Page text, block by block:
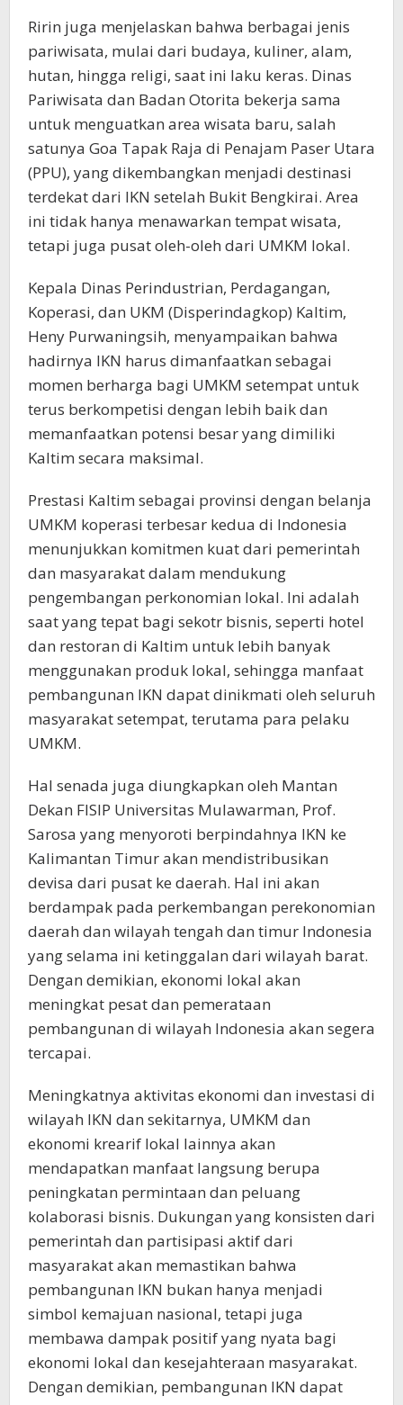
Ririn juga menjelaskan bahwa berbagai jenis
pariwisata, mulai dari budaya, kuliner, alam,
hutan, hingga religi, saat ini laku keras. Dinas
Pariwisata dan Badan Otorita bekerja sama
untuk menguatkan area wisata baru, salah
satunya Goa Tapak Raja di Penajam Paser Utara
(PPU), yang dikembangkan menjadi destinasi
terdekat dari IKN setelah Bukit Bengkirai. Area
ini tidak hanya menawarkan tempat wisata,
tetapi juga pusat oleh-oleh dari UMKM lokal.
Kepala Dinas Perindustrian, Perdagangan,
Koperasi, dan UKM (Disperindagkop) Kaltim,
Heny Purwaningsih, menyampaikan bahwa
hadirnya IKN harus dimanfaatkan sebagai
momen berharga bagi UMKM setempat untuk
terus berkompetisi dengan lebih baik dan
memanfaatkan potensi besar yang dimiliki
Kaltim secara maksimal.
Prestasi Kaltim sebagai provinsi dengan belanja
UMKM koperasi terbesar kedua di Indonesia
menunjukkan komitmen kuat dari pemerintah
dan masyarakat dalam mendukung
pengembangan perkonomian lokal. Ini adalah
saat yang tepat bagi sekotr bisnis, seperti hotel
dan restoran di Kaltim untuk lebih banyak
menggunakan produk lokal, sehingga manfaat
pembangunan IKN dapat dinikmati oleh seluruh
masyarakat setempat, terutama para pelaku
UMKM.
Hal senada juga diungkapkan oleh Mantan
Dekan FISIP Universitas Mulawarman, Prof.
Sarosa yang menyoroti berpindahnya IKN ke
Kalimantan Timur akan mendistribusikan
devisa dari pusat ke daerah. Hal ini akan
berdampak pada perkembangan perekonomian
daerah dan wilayah tengah dan timur Indonesia
yang selama ini ketinggalan dari wilayah barat.
Dengan demikian, ekonomi lokal akan
meningkat pesat dan pemerataan
pembangunan di wilayah Indonesia akan segera
tercapai.
Meningkatnya aktivitas ekonomi dan investasi di
wilayah IKN dan sekitarnya, UMKM dan
ekonomi krearif lokal lainnya akan
mendapatkan manfaat langsung berupa
peningkatan permintaan dan peluang
kolaborasi bisnis. Dukungan yang konsisten dari
pemerintah dan partisipasi aktif dari
masyarakat akan memastikan bahwa
pembangunan IKN bukan hanya menjadi
simbol kemajuan nasional, tetapi juga
membawa dampak positif yang nyata bagi
ekonomi lokal dan kesejahteraan masyarakat.
Dengan demikian, pembangunan IKN dapat